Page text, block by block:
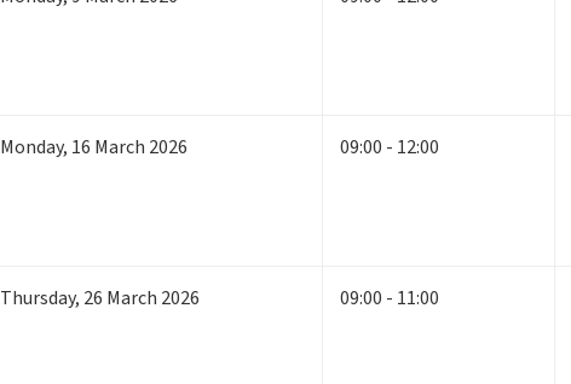
Monday, 16 March 2026 09:00 - 12:00
Thursday, 26 March 2026 09:00 - 11:00